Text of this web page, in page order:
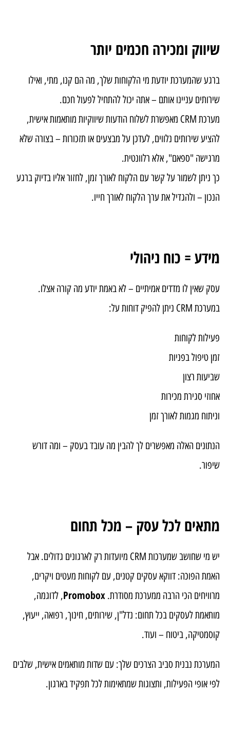
שיווק ומכירה חכמים יותר
ברגע שהמערכת יודעת מי הלקוחות שלך, מה הם קנו, מתי, ואילו
שירותים עניינו אותם – אתה יכול להתחיל לפעול חכם.
מערכת CRM מאפשרת לשלוח הודעות שיווקיות מותאמות אישית,
להציע שירותים נלווים, לעדכן על מבצעים או תזכורות – בצורה שלא
מרגישה "ספאם", אלא רלוונטית.
כך ניתן לשמור על קשר עם הלקוח לאורך זמן, לחזור אליו בדיוק ברגע
הנכון – ולהגדיל את ערך הלקוח לאורך חייו.
מידע = כוח ניהולי
עסק שאין לו מדדים אמיתיים – לא באמת יודע מה קורה אצלו.
במערכת CRM ניתן להפיק דוחות על:
פעילות לקוחות
זמן טיפול בפניות
שביעות רצון
אחוזי סגירת מכירות
וניתוח מגמות לאורך זמן
הנתונים האלה מאפשרים לך להבין מה עובד בעסק – ומה דורש
שיפור.
מתאים לכל עסק – מכל תחום
יש מי שחושב שמערכות CRM מיועדות רק לארגונים גדולים. אבל
האמת הפוכה: דווקא עסקים קטנים, עם לקוחות מעטים ויקרים,
מרוויחים הכי הרבה ממערכת מסודרת. Promobox, לדוגמה,
מותאמת לעסקים בכל תחום: נדל"ן, שירותים, חינוך, רפואה, ייעוץ,
קוסמטיקה, ביטוח – ועוד.
המערכת נבנית סביב הצרכים שלך: עם שדות מותאמים אישית, שלבים
לפי אופי הפעילות, ותצוגות שמתאימות לכל תפקיד בארגון.